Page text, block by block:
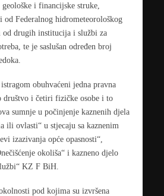
geološke i financijske struke,
od Federalnog hidrometeorološkog
od drugih institucija i službi za
te je saslušan određen broj
obuhvaćeni jedna pravna
društvo i četiri fizičke osobe i to
sumnje u počinjenje kaznenih djela
ili ovlasti“ u stjecaju sa kaznenim
izazivanja opće opasnosti“,
okoliša“ i kazneno djelo
KZ F BiH.
pod kojima su izvršena